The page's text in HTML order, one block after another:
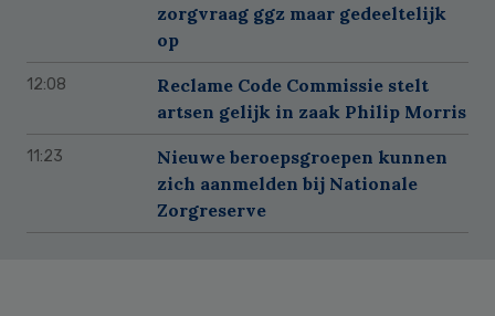
zorgvraag ggz maar gedeeltelijk
op
12:08
Reclame Code Commissie stelt
artsen gelijk in zaak Philip Morris
11:23
Nieuwe beroepsgroepen kunnen
zich aanmelden bij Nationale
Zorgreserve